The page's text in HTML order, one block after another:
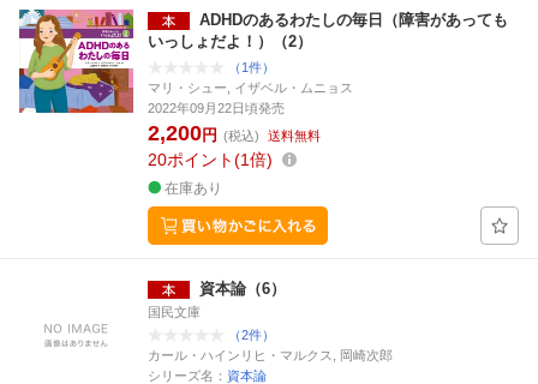
ADHDのあるわたしの毎日（障害があっても
いっしょだよ！）（2）
（1件）
マリ・シュー, イザベル・ムニョス
2022年09月22日頃発売
2,200円 (税込) 送料無料
20ポイント 1倍
在庫あり
資本論（6）
国民文庫
（2件）
カール・ハインリヒ・マルクス, 岡崎次郎
シリーズ名： 資本論